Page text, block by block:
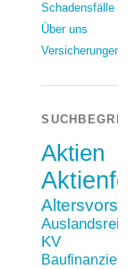
Schadensfälle
Über uns
Versicherungen
Aktien
Auslandsreise
KV